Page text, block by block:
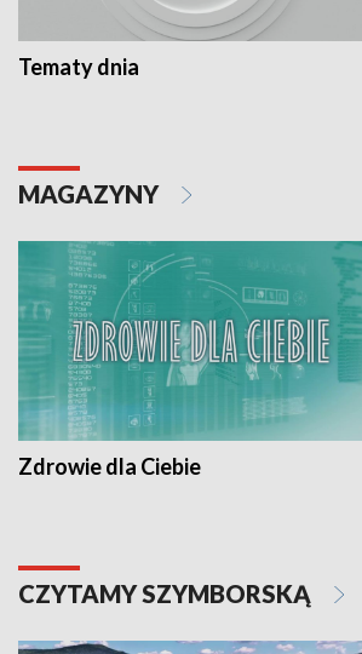
Tematy dnia
MAGAZYNY
Zdrowie dla Ciebie
CZYTAMY SZYMBORSKĄ